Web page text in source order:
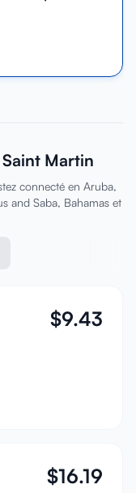
Martin
connecté en Aruba,
and Saba, Bahamas et
$9.43
$16.19